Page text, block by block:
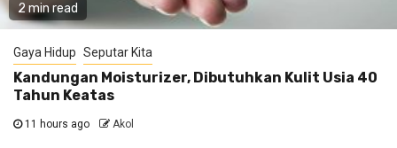
2 min read
Gaya Hidup Seputar Kita
Kandungan Moisturizer, Dibutuhkan Kulit Usia 40
Tahun Keatas
11 hours ago Akol